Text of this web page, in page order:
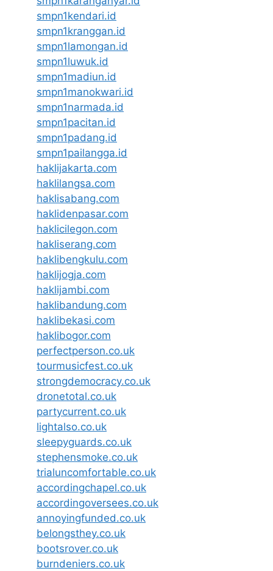
smpn1kendari.id
smpn1kranggan.id
smpn1lamongan.id
smpn1luwuk.id
smpn1madiun.id
smpn1manokwari.id
smpn1narmada.id
smpn1pacitan.id
smpn1padang.id
smpn1pailangga.id
haklijakarta.com
haklilangsa.com
haklisabang.com
haklidenpasar.com
haklicilegon.com
hakliserang.com
haklibengkulu.com
haklijogja.com
haklijambi.com
haklibandung.com
haklibekasi.com
haklibogor.com
perfectperson.co.uk
tourmusicfest.co.uk
strongdemocracy.co.uk
dronetotal.co.uk
partycurrent.co.uk
lightalso.co.uk
sleepyguards.co.uk
stephensmoke.co.uk
trialuncomfortable.co.uk
accordingchapel.co.uk
accordingoversees.co.uk
annoyingfunded.co.uk
belongsthey.co.uk
bootsrover.co.uk
burndeniers.co.uk